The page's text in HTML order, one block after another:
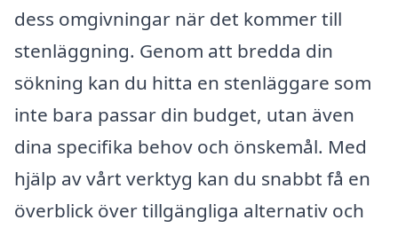
dess omgivningar när det kommer till
stenläggning. Genom att bredda din
sökning kan du hitta en stenläggare som
inte bara passar din budget, utan även
dina specifika behov och önskemål. Med
hjälp av vårt verktyg kan du snabbt få en
överblick över tillgängliga alternativ och